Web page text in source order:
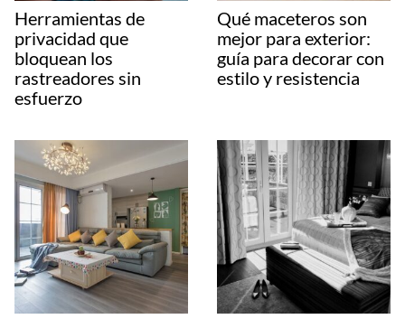
Herramientas de
privacidad que
bloquean los
rastreadores sin
esfuerzo
Qué maceteros son
mejor para exterior:
guía para decorar con
estilo y resistencia